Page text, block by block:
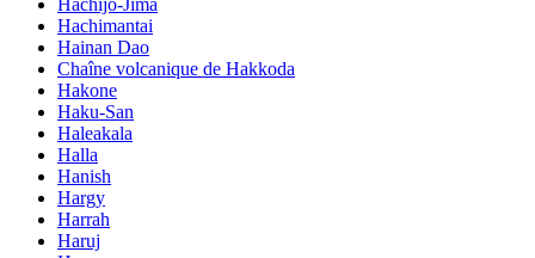
Hachimantai
Hainan Dao
Chaîne volcanique de Hakkoda
Hakone
Haku-San
Haleakala
Halla
Hanish
Hargy
Harrah
Haruj